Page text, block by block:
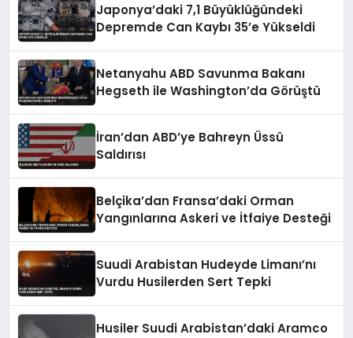
Japonya’daki 7,1 Büyüklüğündeki
Depremde Can Kaybı 35’e Yükseldi
Netanyahu ABD Savunma Bakanı
Hegseth ile Washington’da Görüştü
İran’dan ABD’ye Bahreyn Üssü
Saldırısı
Belçika’dan Fransa’daki Orman
Yangınlarına Askeri ve İtfaiye Desteği
Suudi Arabistan Hudeyde Limanı’nı
Vurdu Husilerden Sert Tepki
Husiler Suudi Arabistan’daki Aramco